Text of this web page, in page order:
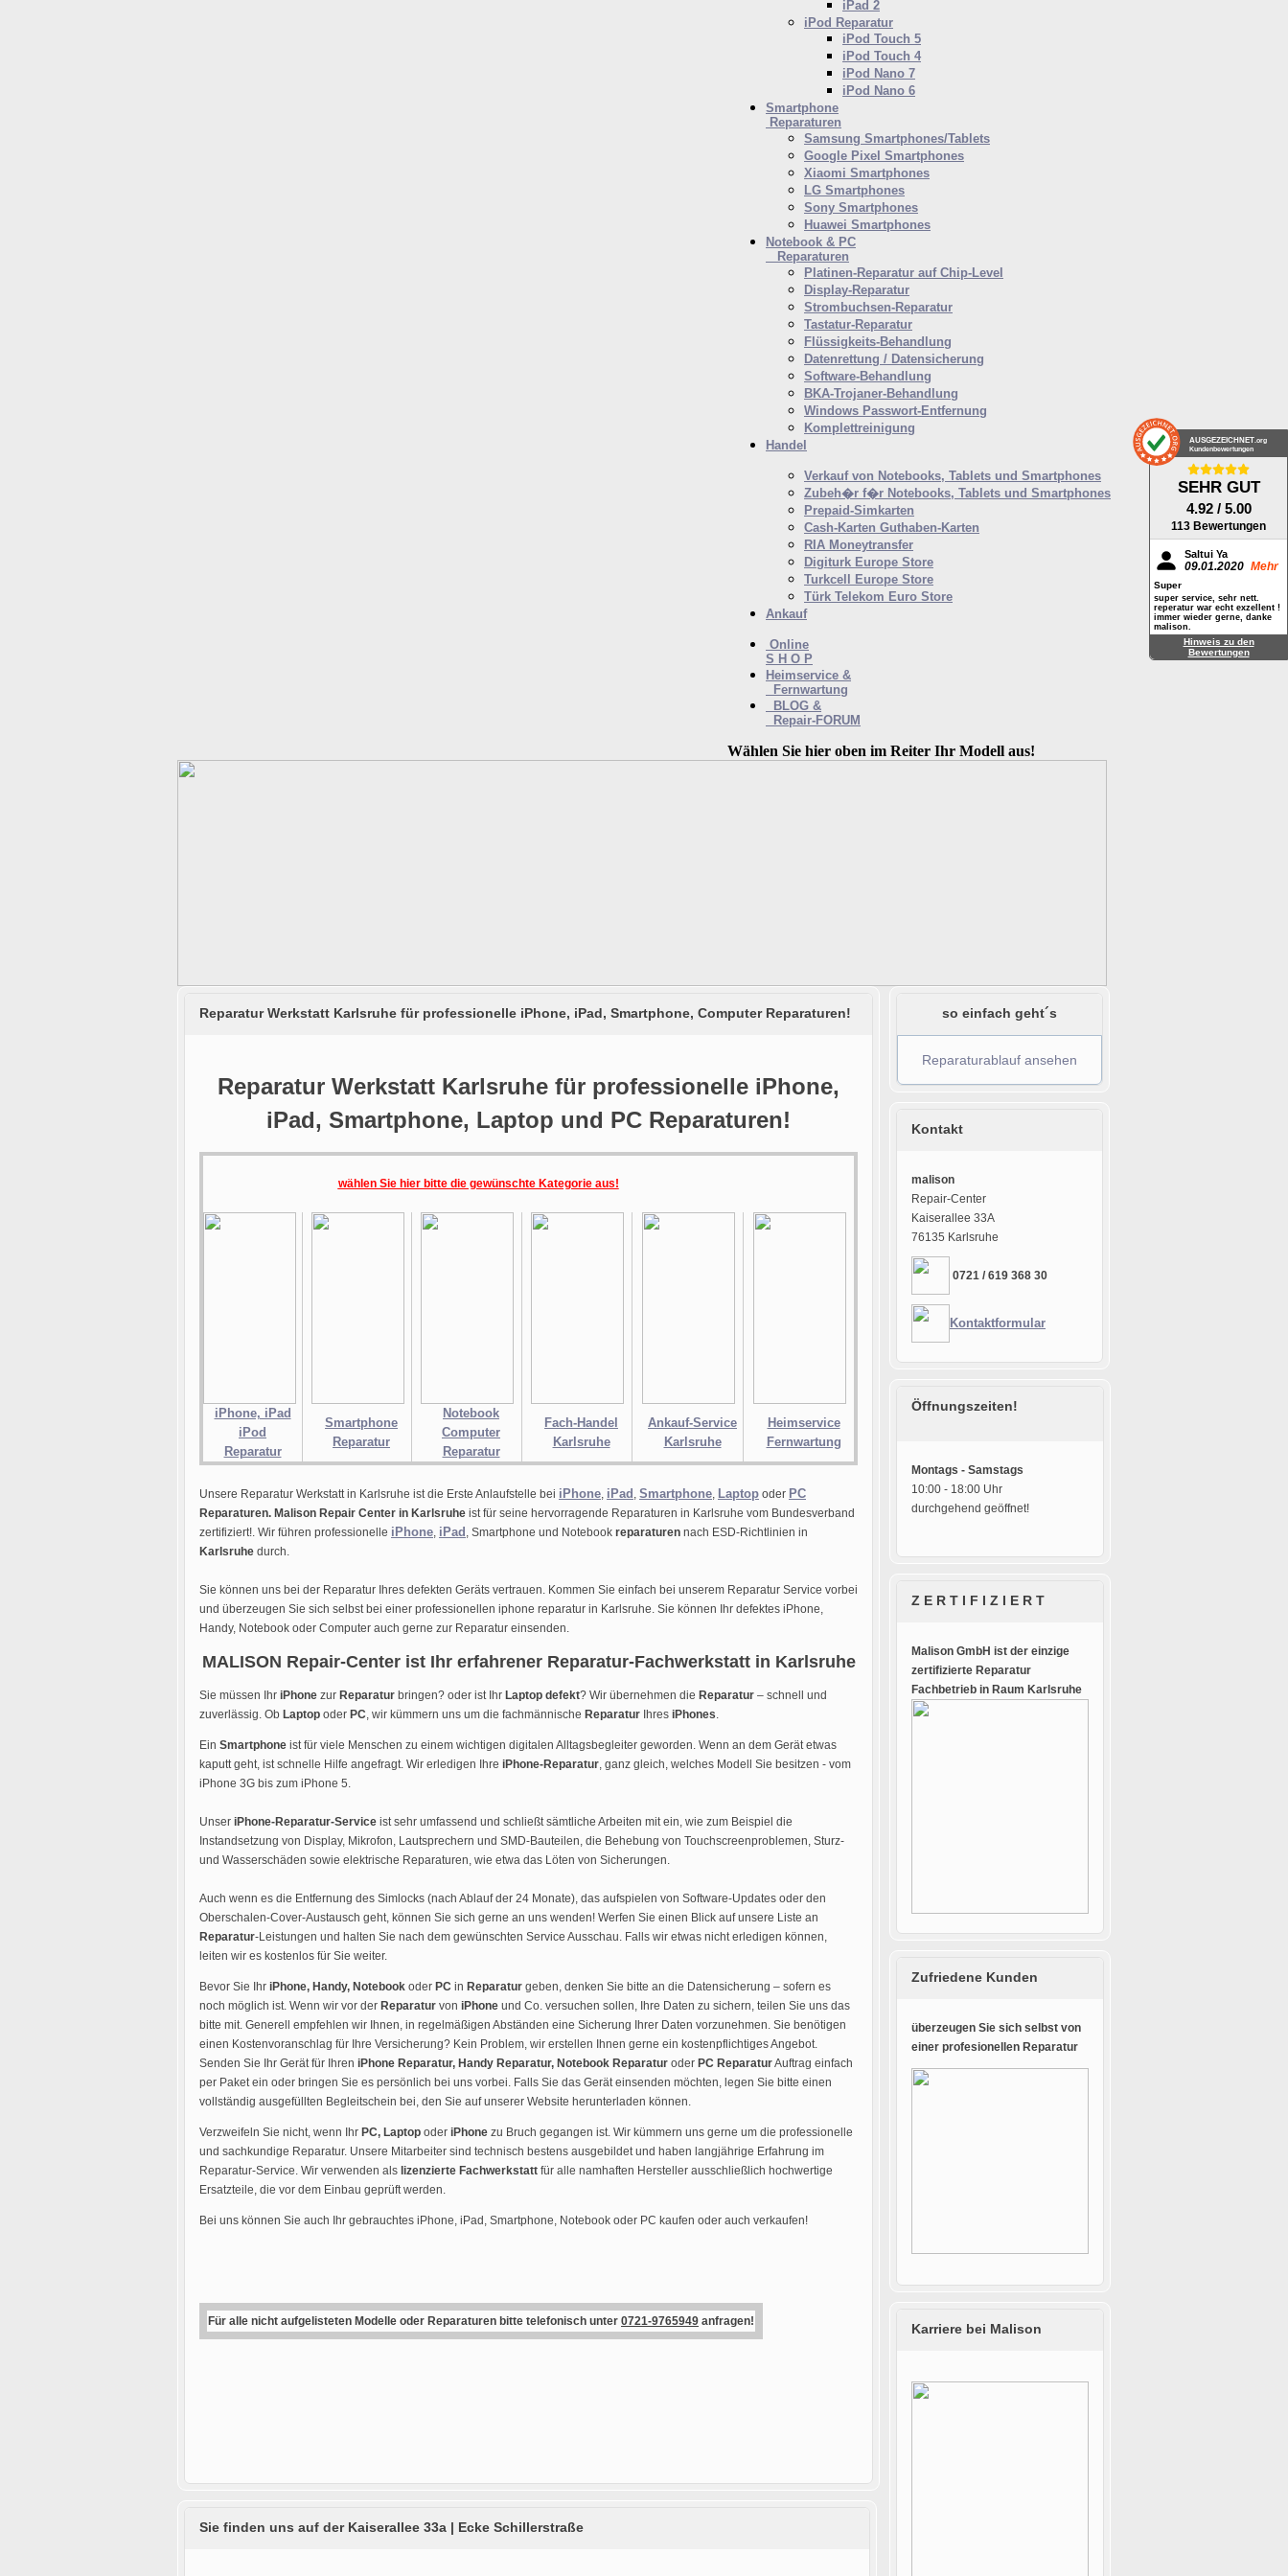
iPad 2
iPod Reparatur
iPod Touch 5
iPod Touch 4
iPod Nano 7
iPod Nano 6
Smartphone
Reparaturen
Samsung Smartphones/Tablets
Google Pixel Smartphones
Xiaomi Smartphones
LG Smartphones
Sony Smartphones
Huawei Smartphones
Notebook & PC
Reparaturen
Platinen-Reparatur auf Chip-Level
Display-Reparatur
Strombuchsen-Reparatur
Tastatur-Reparatur
Flüssigkeits-Behandlung
Datenrettung / Datensicherung
Software-Behandlung
BKA-Trojaner-Behandlung
Windows Passwort-Entfernung
Komplettreinigung
Handel
Verkauf von Notebooks, Tablets und Smartphones
Zubeh�r f�r Notebooks, Tablets und Smartphones
Prepaid-Simkarten
Cash-Karten Guthaben-Karten
RIA Moneytransfer
Digiturk Europe Store
Turkcell Europe Store
Türk Telekom Euro Store
Ankauf
Online
S H O P
Heimservice &
Fernwartung
BLOG &
Repair-FORUM
Wählen Sie hier oben im Reiter Ihr Modell aus!
Reparatur Werkstatt Karlsruhe für professionelle iPhone, iPad, Smartphone, Computer Reparaturen!
Reparatur Werkstatt Karlsruhe für professionelle iPhone,
iPad, Smartphone, Laptop und PC Reparaturen!
wählen Sie hier bitte die gewünschte Kategorie aus!
iPhone, iPad
iPod
Reparatur
Smartphone
Reparatur
Notebook
Computer
Reparatur
Fach-Handel
Karlsruhe
Ankauf-Service
Karlsruhe
Heimservice
Fernwartung
Unsere Reparatur Werkstatt in Karlsruhe ist die Erste Anlaufstelle bei iPhone, iPad , Smartphone, Laptop oder PC
Reparaturen. Malison Repair Center in Karlsruhe ist für seine hervorragende Reparaturen in Karlsruhe vom Bundesverband
zertifiziert!. Wir führen professionelle iPhone, iPad , Smartphone und Notebook reparaturen nach ESD-Richtlinien in
Karlsruhe durch.
Sie können uns bei der Reparatur Ihres defekten Geräts vertrauen. Kommen Sie einfach bei unserem Reparatur Service vorbei
und überzeugen Sie sich selbst bei einer professionellen iphone reparatur in Karlsruhe. Sie können Ihr defektes iPhone,
Handy, Notebook oder Computer auch gerne zur Reparatur einsenden.
MALISON Repair-Center ist Ihr erfahrener Reparatur-Fachwerkstatt in Karlsruhe
Sie müssen Ihr iPhone zur Reparatur bringen? oder ist Ihr Laptop defekt? Wir übernehmen die Reparatur – schnell und
zuverlässig. Ob Laptop oder PC, wir kümmern uns um die fachmännische Reparatur Ihres iPhones.
Ein Smartphone ist für viele Menschen zu einem wichtigen digitalen Alltagsbegleiter geworden. Wenn an dem Gerät etwas
kaputt geht, ist schnelle Hilfe angefragt. Wir erledigen Ihre iPhone-Reparatur, ganz gleich, welches Modell Sie besitzen - vom
iPhone 3G bis zum iPhone 5.
Unser iPhone-Reparatur-Service ist sehr umfassend und schließt sämtliche Arbeiten mit ein, wie zum Beispiel die
Instandsetzung von Display, Mikrofon, Lautsprechern und SMD-Bauteilen, die Behebung von Touchscreenproblemen, Sturz-
und Wasserschäden sowie elektrische Reparaturen, wie etwa das Löten von Sicherungen.
Auch wenn es die Entfernung des Simlocks (nach Ablauf der 24 Monate), das aufspielen von Software-Updates oder den
Oberschalen-Cover-Austausch geht, können Sie sich gerne an uns wenden! Werfen Sie einen Blick auf unsere Liste an
Reparatur-Leistungen und halten Sie nach dem gewünschten Service Ausschau. Falls wir etwas nicht erledigen können,
leiten wir es kostenlos für Sie weiter.
Bevor Sie Ihr iPhone, Handy, Notebook oder PC in Reparatur geben, denken Sie bitte an die Datensicherung – sofern es
noch möglich ist. Wenn wir vor der Reparatur von iPhone und Co. versuchen sollen, Ihre Daten zu sichern, teilen Sie uns das
bitte mit. Generell empfehlen wir Ihnen, in regelmäßigen Abständen eine Sicherung Ihrer Daten vorzunehmen. Sie benötigen
einen Kostenvoranschlag für Ihre Versicherung? Kein Problem, wir erstellen Ihnen gerne ein kostenpflichtiges Angebot.
Senden Sie Ihr Gerät für Ihren iPhone Reparatur, Handy Reparatur, Notebook Reparatur oder PC ReparaturAuftrag einfach
per Paket ein oder bringen Sie es persönlich bei uns vorbei. Falls Sie das Gerät einsenden möchten, legen Sie bitte einen
vollständig ausgefüllten Begleitschein bei, den Sie auf unserer Website herunterladen können.
Verzweifeln Sie nicht, wenn Ihr PC, Laptop oder iPhone zu Bruch gegangen ist. Wir kümmern uns gerne um die professionelle
und sachkundige Reparatur. Unsere Mitarbeiter sind technisch bestens ausgebildet und haben langjährige Erfahrung im
Reparatur-Service. Wir verwenden als lizenzierte Fachwerkstatt für alle namhaften Hersteller ausschließlich hochwertige
Ersatzteile, die vor dem Einbau geprüft werden.
Bei uns können Sie auch Ihr gebrauchtes iPhone, iPad, Smartphone, Notebook oder PC kaufen oder auch verkaufen!
Für alle nicht aufgelisteten Modelle oder Reparaturen bitte telefonisch unter 0721-9765949 anfragen!
Sie finden uns auf der Kaiserallee 33a | Ecke Schillerstraße
so einfach geht´s
Reparaturablauf ansehen
Kontakt
malison
Repair-Center
Kaiserallee 33A
76135 Karlsruhe
0721 / 619 368 30
Kontaktformular
Öffnungszeiten!
Montags - Samstags
10:00 - 18:00 Uhr
durchgehend geöffnet!
Z E R T I F I Z I E R T
Malison GmbH ist der einzige
zertifizierte Reparatur
Fachbetrieb in Raum Karlsruhe
Zufriedene Kunden
überzeugen Sie sich selbst von
einer profesionellen Reparatur
Karriere bei Malison
AUSGEZEICHNET .org
Kundenbewertungen
SEHR GUT
4.92 / 5.00
113 Bewertungen
Saltui Ya
09.01.2020 Mehr
Super
super service, sehr nett.
reperatur war echt exzellent !
immer wieder gerne, danke
malison.
Hinweis zu den
Bewertungen